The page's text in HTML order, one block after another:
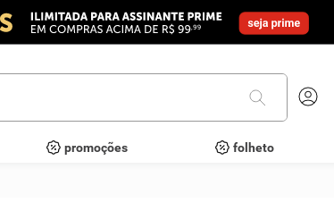
promoções folheto